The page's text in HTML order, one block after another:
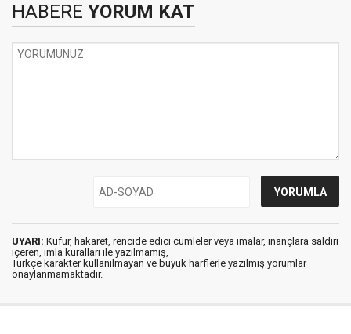
HABERE YORUM KAT
UYARI: Küfür, hakaret, rencide edici cümleler veya imalar, inançlara saldırı
içeren, imla kuralları ile yazılmamış,
Türkçe karakter kullanılmayan ve büyük harflerle yazılmış yorumlar
onaylanmamaktadır.